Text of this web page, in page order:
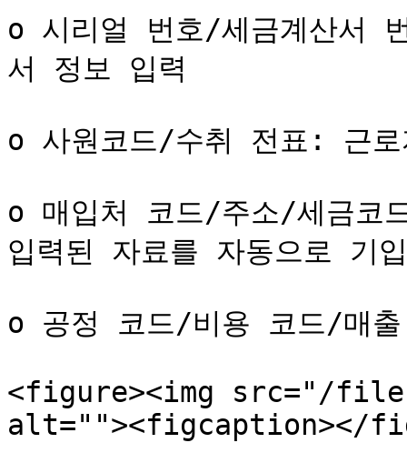
o 시리얼 번호/세금계산서
서 정보 입력
o 사원코드/수취 전표: 근
o 매입처 코드/주소/세금코
입력된 자료를 자동으로 기
o 공정 코드/비용 코드/매
<figure><img src="/files/
alt=""><figcaption></